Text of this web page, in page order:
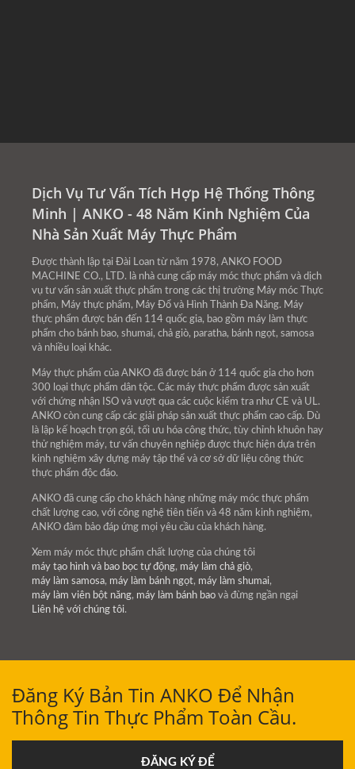
Dịch Vụ Tư Vấn Tích Hợp Hệ Thống Thông
Minh | ANKO - 48 Năm Kinh Nghiệm Của
Nhà Sản Xuất Máy Thực Phẩm
Được thành lập tại Đài Loan từ năm 1978, ANKO FOOD
MACHINE CO., LTD. là nhà cung cấp máy móc thực phẩm và dịch
vụ tư vấn sản xuất thực phẩm trong các thị trường Máy móc Thực
phẩm, Máy thực phẩm, Máy Đổ và Hình Thành Đa Năng. Máy
thực phẩm được bán đến 114 quốc gia, bao gồm máy làm thực
phẩm cho bánh bao, shumai, chả giò, paratha, bánh ngọt, samosa
và nhiều loại khác.
Máy thực phẩm của ANKO đã được bán ở 114 quốc gia cho hơn
300 loại thực phẩm dân tộc. Các máy thực phẩm được sản xuất
với chứng nhận ISO và vượt qua các cuộc kiểm tra như CE và UL.
ANKO còn cung cấp các giải pháp sản xuất thực phẩm cao cấp. Dù
là lập kế hoạch trọn gói, tối ưu hóa công thức, tùy chỉnh khuôn hay
thử nghiệm máy, tư vấn chuyên nghiệp được thực hiện dựa trên
kinh nghiệm xây dựng máy tập thể và cơ sở dữ liệu công thức
thực phẩm độc đáo.
ANKO đã cung cấp cho khách hàng những máy móc thực phẩm
chất lượng cao, với công nghệ tiên tiến và 48 năm kinh nghiệm,
ANKO đảm bảo đáp ứng mọi yêu cầu của khách hàng.
Xem máy móc thực phẩm chất lượng của chúng tôi
máy tạo hình và bao bọc tự động, máy làm chả giò,
máy làm samosa, máy làm bánh ngọt, máy làm shumai,
máy làm viên bột năng, máy làm bánh bao và đừng ngần ngại
Liên hệ với chúng tôi.
Đăng Ký Bản Tin ANKO Để Nhận
Thông Tin Thực Phẩm Toàn Cầu.
ĐĂNG KÝ ĐỂ